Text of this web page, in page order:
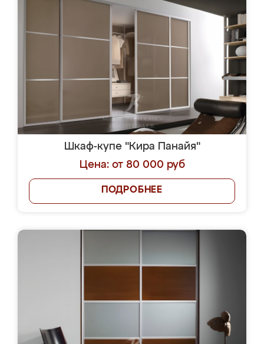
Шкаф-купе "Кира Панайя"
Цена: от 80 000 руб
ПОДРОБНЕЕ